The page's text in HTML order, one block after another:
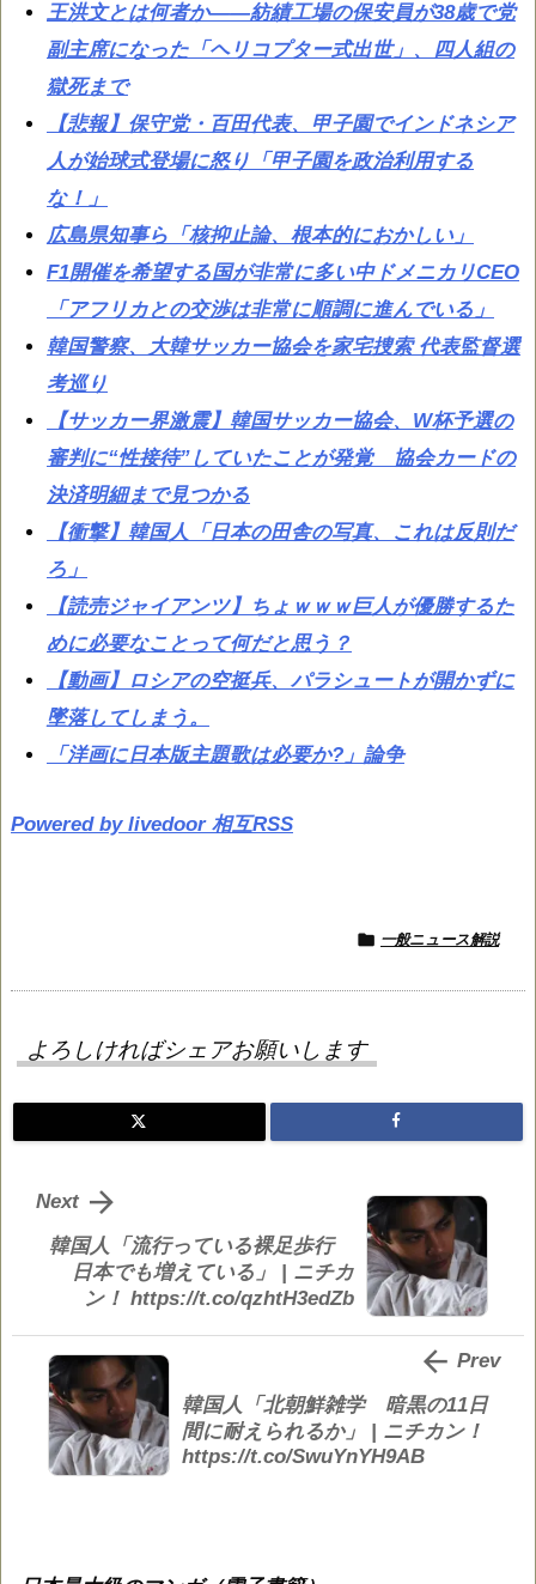
王洪文とは何者か——紡績工場の保安員が38歳で党
副主席になった「ヘリコプター式出世」、四人組の
獄死まで
【悲報】保守党・百田代表、甲子園でインドネシア
人が始球式登場に怒り「甲子園を政治利用する
な！」
広島県知事ら「核抑止論、根本的におかしい」
F1開催を希望する国が非常に多い中ドメニカリCEO
「アフリカとの交渉は非常に順調に進んでいる」
韓国警察、大韓サッカー協会を家宅捜索 代表監督選
考巡り
【サッカー界激震】韓国サッカー協会、W杯予選の
審判に“性接待”していたことが発覚 協会カードの
決済明細まで見つかる
【衝撃】韓国人「日本の田舎の写真、これは反則だ
ろ」
【読売ジャイアンツ】ちょｗｗｗ巨人が優勝するた
めに必要なことって何だと思う？
【動画】ロシアの空挺兵、パラシュートが開かずに
墜落してしまう。
「洋画に日本版主題歌は必要か?」論争
Powered by livedoor 相互RSS
 一般ニュース解説
よろしければシェアお願いします
韓国人「流行っている裸足歩行
日本でも増えている」 | ニチカ
ン！ https://t.co/qzhtH3edZb

Next
韓国人「北朝鮮雑学 暗黒の11日
間に耐えられるか」 | ニチカン！
https://t.co/SwuYnYH9AB
 Prev